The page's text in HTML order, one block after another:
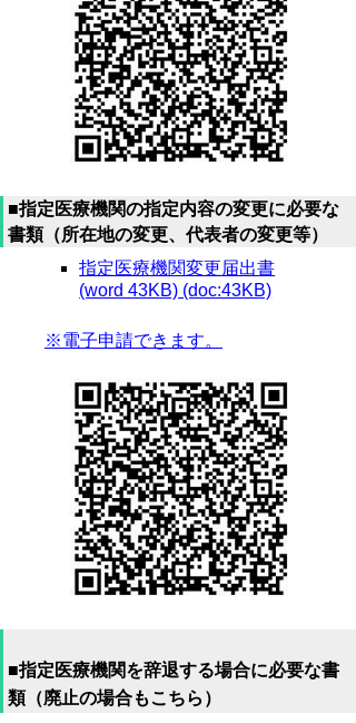
■指定医療機関の指定内容の変更に必要な
書類（所在地の変更、代表者の変更等）
指定医療機関変更届出書
(word 43KB) (doc:43KB)
※電子申請できます。
■指定医療機関を辞退する場合に必要な書
類（廃止の場合もこちら）